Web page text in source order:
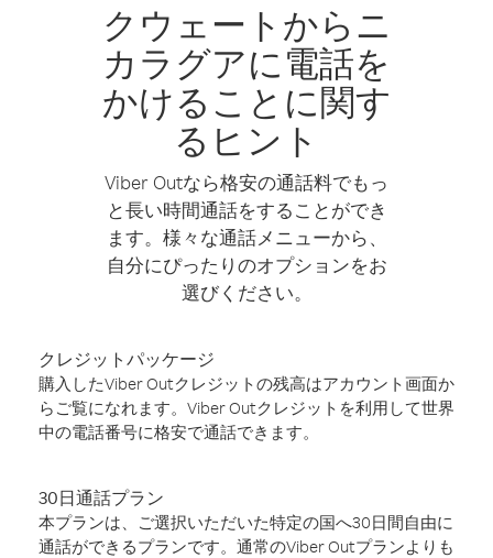
クウェートからニ
カラグアに電話を
かけることに関す
るヒント
Viber Outなら格安の通話料でもっ
と長い時間通話をすることができ
ます。様々な通話メニューから、
自分にぴったりのオプションをお
選びください。
クレジットパッケージ
購入したViber Outクレジットの残高はアカウント画面か
らご覧になれます。Viber Outクレジットを利用して世界
中の電話番号に格安で通話できます。
30日通話プラン
本プランは、ご選択いただいた特定の国へ30日間自由に
通話ができるプランです。通常のViber Outプランよりも